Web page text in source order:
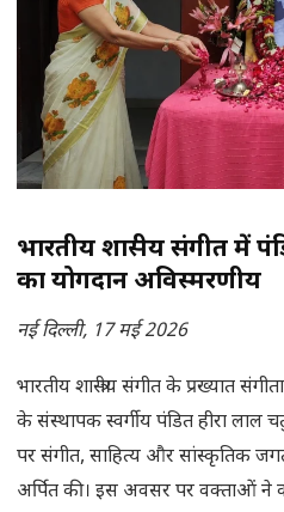
भारतीय शास्त्रीय संगीत में
का योगदान अविस्मरणीय
नई दिल्ली, 17 मई 2026
भारतीय शास्त्रीय संगीत के प्रख्यात
के संस्थापक स्वर्गीय पंडित हीरा लाल
पर संगीत, साहित्य और सांस्कृतिक
अर्पित की। इस अवसर पर वक्ताओं ने